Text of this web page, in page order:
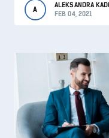
A
ALEKSANDRA
FEB 04, 2021